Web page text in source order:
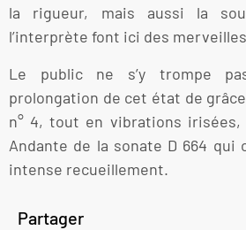
la rigueur, mais aussi la
l’interprète font ici des
Le public ne s’y trompe
prolongation de cet état de
n° 4, tout en vibrations irisées,
Andante de la sonate D 664 qui
intense recueillement.
Partager